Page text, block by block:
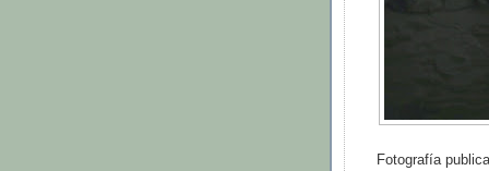
Fotografía